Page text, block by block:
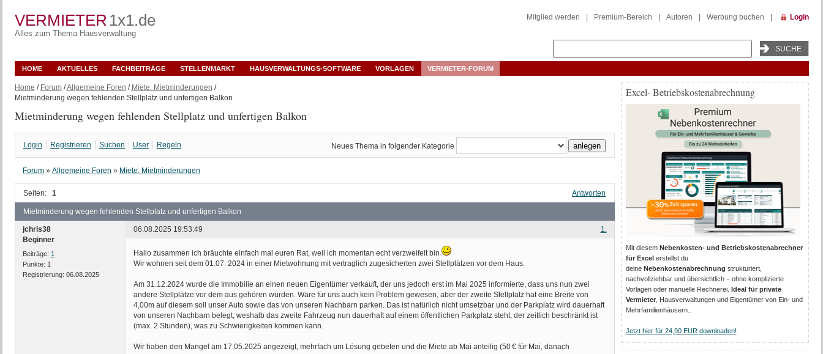
VERMIETER 1x1.de
Alles zum Thema Hausverwaltung
Mitglied werden Premium-Bereich Autoren Werbung buchen Login
HOME AKTUELLES FACHBEITRÄGE STELLENMARKT HAUSVERWALTUNGS-SOFTWARE VORLAGEN VERMIETER-FORUM
Home / Forum/Allgemeine Foren / Miete: Mietminderungen /
Mietminderung wegen fehlenden Stellplatz und unfertigen Balkon
Mietminderung wegen fehlenden Stellplatz und unfertigen Balkon
Login Registrieren Suchen User Regeln Neues Thema in folgender Kategorie
Forum » Allgemeine Foren » Miete: Mietminderungen
Seiten: 1 Antworten
Mietminderung wegen fehlenden Stellplatz und unfertigen Balkon
jchris38
Beginner
Beiträge: 1
Punkte: 1
Registrierung: 06.08.2025
1.
06.08.2025 19:53:49
Hallo zusammen ich bräuchte einfach mal euren Rat, weil ich momentan echt verzweifelt bin
Wir wohnen seit dem 01.07. 2024 in einer Mietwohnung mit vertraglich zugesicherten zwei Stellplätzen vor dem Haus.
Am 31.12.2024 wurde die Immobilie an einen neuen Eigentümer verkauft, der uns jedoch erst im Mai 2025 informierte, dass uns nun zwei
andere Stellplätze vor dem aus gehören würden. Wäre für uns auch kein Problem gewesen, aber der zweite Stellplatz hat eine Breite von
4,00m auf diesem soll unser Auto sowie das von unseren Nachbarn parken. Das ist natürlich nicht umsetzbar und der Parkplatz wird dauerhaft
von unseren Nachbarn belegt, weshalb das zweite Fahrzeug nun dauerhaft auf einem öffentlichen Parkplatz steht, der zeitlich beschränkt ist
(max. 2 Stunden), was zu Schwierigkeiten kommen kann.
Wir haben den Mangel am 17.05.2025 angezeigt, mehrfach um Lösung gebeten und die Miete ab Mai anteilig (50 € für Mai, danach
Excel- Betriebskostenabrechnung
Mit diesem Nebenkosten- und Betriebskostenabrechner
für Excelerstellst du
deine Nebenkostenabrechnung strukturiert,
nachvollziehbar und übersichtlich – ohne komplizierte
Vorlagen oder manuelle Rechnerei. Ideal für private
Vermieter, Hausverwaltungen und Eigentümer von Ein- und
Mehrfamilienhäusern..
Jetzt hier für 24,90 EUR downloaden!